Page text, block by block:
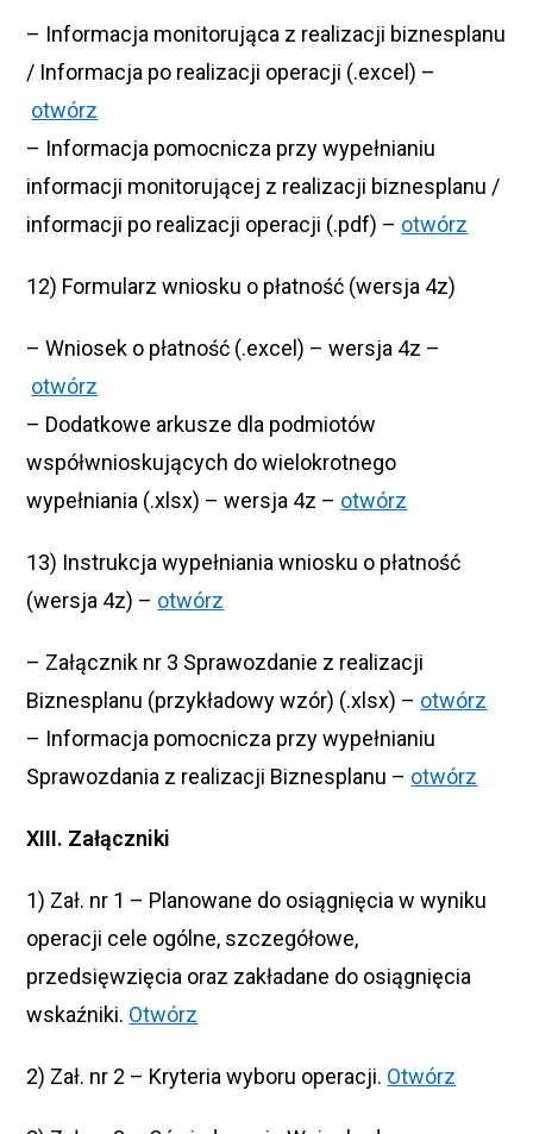
– Informacja monitorująca z realizacji biznesplanu
/ Informacja po realizacji operacji (.excel) –
otwórz
– Informacja pomocnicza przy wypełnianiu
informacji monitorującej z realizacji biznesplanu /
informacji po realizacji operacji (.pdf) – otwórz
12) Formularz wniosku o płatność (wersja 4z)
– Wniosek o płatność (.excel) – wersja 4z –
otwórz
– Dodatkowe arkusze dla podmiotów
współwnioskujących do wielokrotnego
wypełniania (.xlsx) – wersja 4z – otwórz
13) Instrukcja wypełniania wniosku o płatność
(wersja 4z) – otwórz
– Załącznik nr 3 Sprawozdanie z realizacji
Biznesplanu (przykładowy wzór) (.xlsx) – otwórz
– Informacja pomocnicza przy wypełnianiu
Sprawozdania z realizacji Biznesplanu – otwórz
XIII. Załączniki
1) Zał. nr 1 – Planowane do osiągnięcia w wyniku
operacji cele ogólne, szczegółowe,
przedsięwzięcia oraz zakładane do osiągnięcia
wskaźniki. Otwórz
2) Zał. nr 2 – Kryteria wyboru operacji. Otwórz